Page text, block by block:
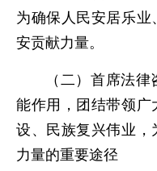
为确保人民安居乐业
安贡献力量。
（二）首席法
能作用，团结带领广
设、民族复兴伟业
力量的重要途径